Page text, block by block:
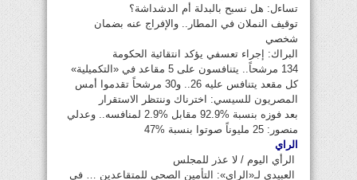
تساءل: هل نسبح بالبدلة أم الدشداشة؟
توقيف النملان في المطار.. والإفراج عنه بضمان
شخصي
البراك: إجراء تعسفي يؤكد انتقائية الحكومة
134 مرشحاً.. يتنافسون على 5 مقاعد في «التكميلية»
كل مقعد يتنافس عليه 26.. و30 مرشحاً تقدموا أمس
المصريون للسيسي: اخترناك وننتظر الاستقرار
بعد فوزه بنسبة %92.9 مقابل %2.9 لمنافسه.. وعدلي
منصور: 25 مليوناً صوتوا بنسبة %47
الراي
الرأي اليوم / لا عذر للمجلس
العبيدي لـ«الراي»: التأمين الصحي للمتقاعدين … في